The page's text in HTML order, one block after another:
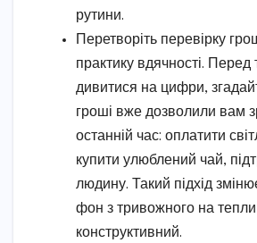
рутини.
Перетворіть перевірку
практику вдячності. Перед
дивитися на цифри,
гроші вже дозволили вам
останній час: оплатити
купити улюблений чай,
людину. Такий підхід
фон з тривожного на
конструктивний.